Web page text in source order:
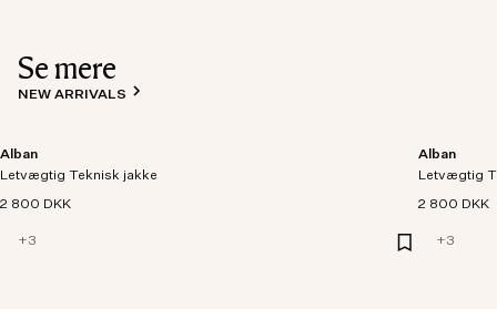
Se mere
NEW ARRIVALS
Alban
Letvægtig Teknisk jakke
2 800 DKK
+3
Alban
Letvægtig
2 800 DKK
+3